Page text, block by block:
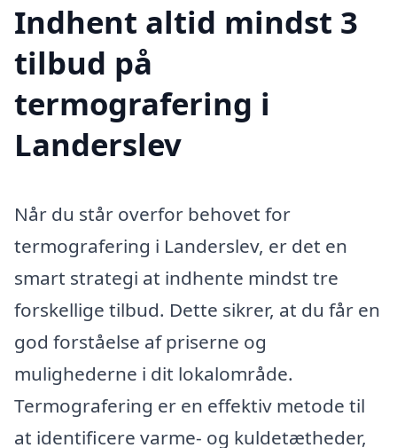
Indhent altid mindst 3
tilbud på
termografering i
Landerslev
Når du står overfor behovet for
termografering i Landerslev, er det en
smart strategi at indhente mindst tre
forskellige tilbud. Dette sikrer, at du får en
god forståelse af priserne og
mulighederne i dit lokalområde.
Termografering er en effektiv metode til
at identificere varme- og kuldetætheder,